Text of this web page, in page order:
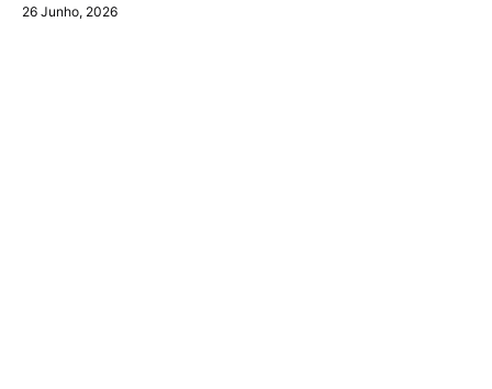
26 Junho, 2026